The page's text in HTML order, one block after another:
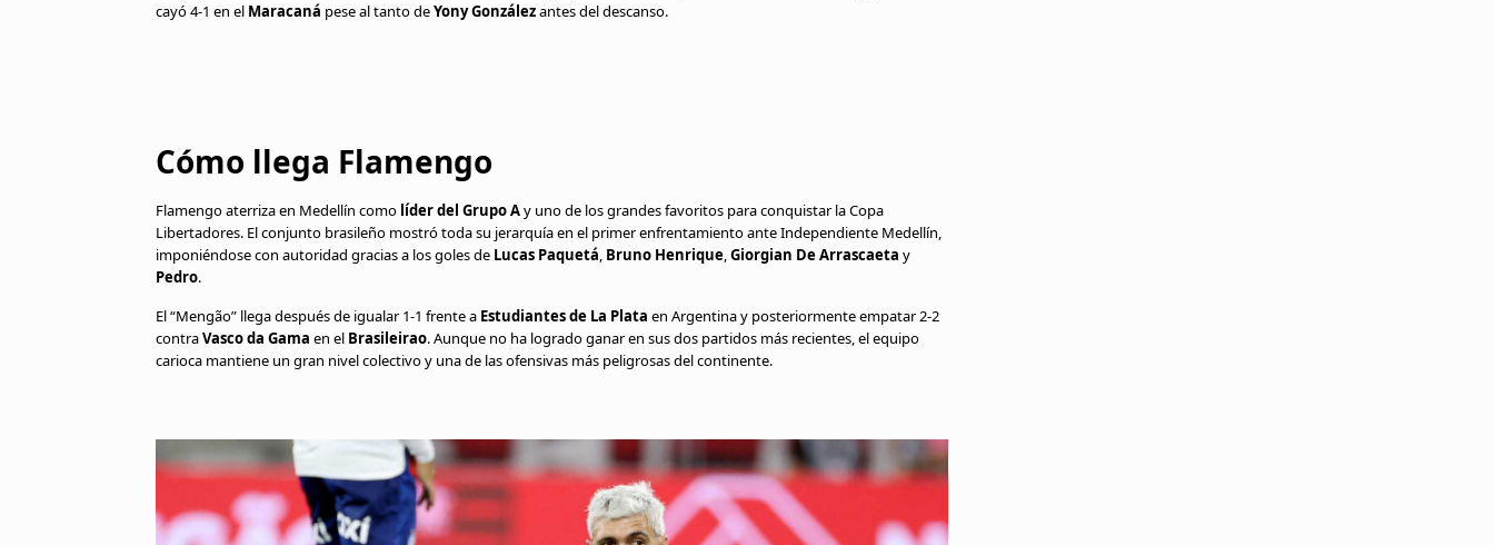
cayó 4-1 en el Maracaná pese al tanto deYony Gonzálezantes del descanso.
Cómo llega Flamengo
Flamengo aterriza en Medellín como líder del Grupo Ay uno de los grandes favoritos para conquistar la Copa
Libertadores. El conjunto brasileño mostró toda su jerarquía en el primer enfrentamiento ante Independiente Medellín,
imponiéndose con autoridad gracias a los goles de Lucas Paquetá, Bruno Henrique,Giorgian De Arrascaeta y
Pedro.
El “Mengão” llega después de igualar 1-1 frente a Estudiantes de La Plata en Argentina y posteriormente empatar 2-2
contraVasco da Gama en el Brasileirao. Aunque no ha logrado ganar en sus dos partidos más recientes, el equipo
carioca mantiene un gran nivel colectivo y una de las ofensivas más peligrosas del continente.